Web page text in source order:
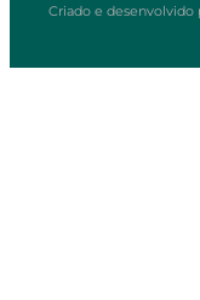
Criado e desenvolvido